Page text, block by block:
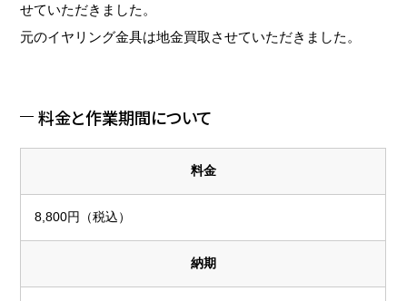
せていただきました。
元のイヤリング金具は地金買取させていただきました。
料金と作業期間について
料金
8,800円（税込）
納期